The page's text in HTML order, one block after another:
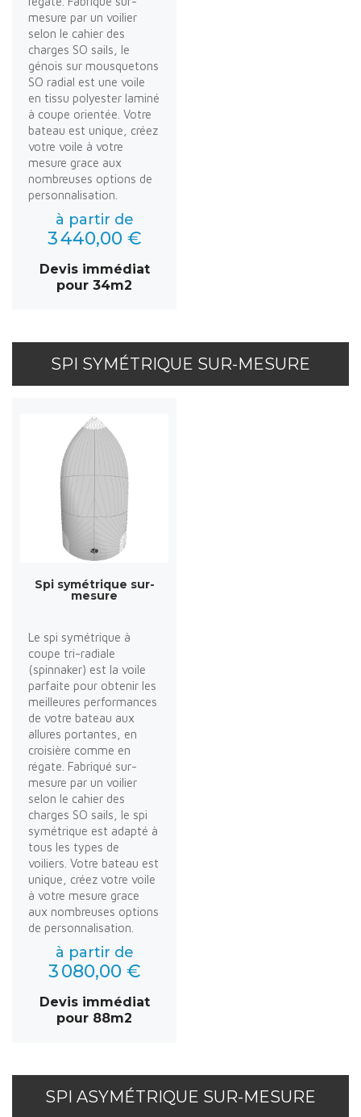
mesure par un voilier
selon le cahier des
charges SO sails, le
génois sur mousquetons
SO radial est une voile
en tissu polyester laminé
à coupe orientée. Votre
bateau est unique, créez
votre voile à votre
mesure grace aux
nombreuses options de
personnalisation.
à partir de
3 440,00 €
Devis immédiat
pour 34m2
SPI SYMÉTRIQUE SUR-MESURE
Spi symétrique sur-
mesure
Le spi symétrique à
coupe tri-radiale
(spinnaker) est la voile
parfaite pour obtenir les
meilleures performances
de votre bateau aux
allures portantes, en
croisière comme en
régate. Fabriqué sur-
mesure par un voilier
selon le cahier des
charges SO sails, le spi
symétrique est adapté à
tous les types de
voiliers. Votre bateau est
unique, créez votre voile
à votre mesure grace
aux nombreuses options
de personnalisation.
à partir de
3 080,00 €
Devis immédiat
pour 88m2
SPI ASYMÉTRIQUE SUR-MESURE